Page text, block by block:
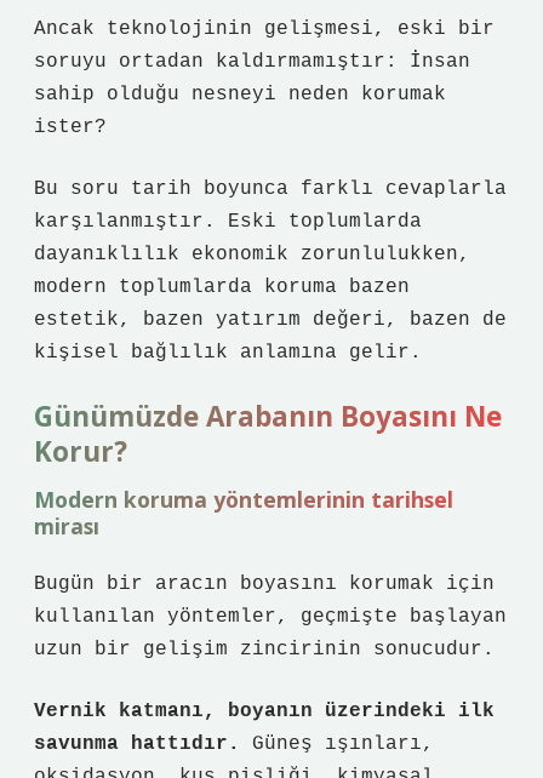
Ancak teknolojinin gelişmesi, eski bir
soruyu ortadan kaldırmamıştır: İnsan
sahip olduğu nesneyi neden korumak
ister?
Bu soru tarih boyunca farklı cevaplarla
karşılanmıştır. Eski toplumlarda
dayanıklılık ekonomik zorunlulukken,
modern toplumlarda koruma bazen
estetik, bazen yatırım değeri, bazen de
kişisel bağlılık anlamına gelir.
Günümüzde Arabanın Boyasını Ne
Korur?
Modern koruma yöntemlerinin tarihsel
mirası
Bugün bir aracın boyasını korumak için
kullanılan yöntemler, geçmişte başlayan
uzun bir gelişim zincirinin sonucudur.
Vernik katmanı, boyanın üzerindeki ilk
savunma hattıdır.
Güneş ışınları,